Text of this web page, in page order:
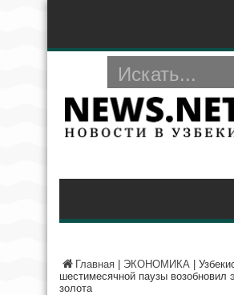
Главная ЭКОНОМИКА
шестимесячной паузы возобновил
золота